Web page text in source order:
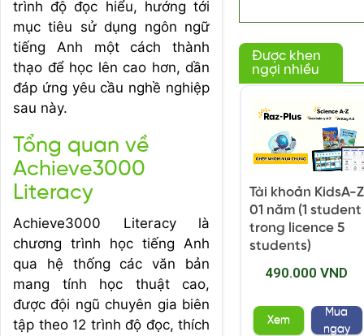
trình độ đọc hiểu, hướng tới
mục tiêu sử dụng ngôn ngữ
tiếng Anh một cách thành
thạo để học lên cao hơn, dần
đáp ứng yêu cầu nghề nghiệp
sau này.
Tổng quan về
Achieve3000
Literacy
Achieve3000 Literacy là
chương trình học tiếng Anh
qua hệ thống các văn bản
mang tính học thuật cao,
được đội ngũ chuyên gia biên
tập theo 12 trình độ đọc, thích
Được khen
ngợi nhiều
Tài khoản KidsA-Z
01 năm (1 student
trong licence 5
students)
490.000 VND
Xem
Mua
ngay